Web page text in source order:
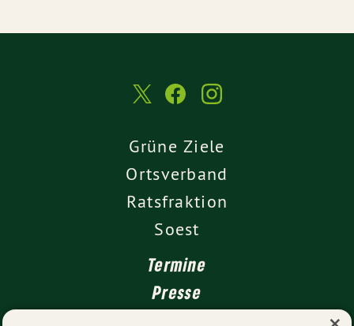
Grüne Ziele
Ortsverband
Ratsfraktion
Soest
Termine
Presse